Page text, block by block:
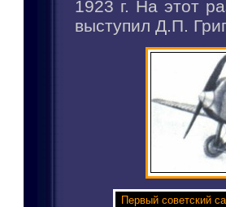
1923 г. На этот
выступил Д.П.
Первый советский